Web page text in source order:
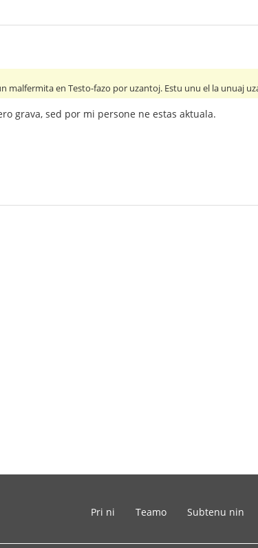
malfermita en Testo-fazo por uzantoj. Estu unu el la unuaj
grava, sed por mi persone ne estas aktuala.
Pri ni Teamo Subtenu nin